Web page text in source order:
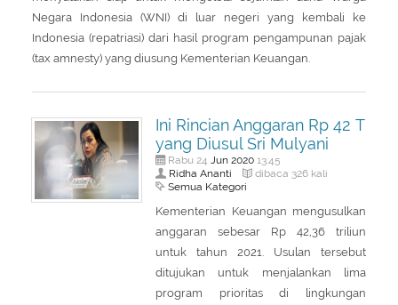
Negara Indonesia (WNI) di luar negeri yang kembali ke
Indonesia (repatriasi) dari hasil program pengampunan pajak
(tax amnesty) yang diusung Kementerian Keuangan.
Ini Rincian Anggaran Rp 42 T
yang Diusul Sri Mulyani
Rabu 24 Jun 202013:45
Ridha Ananti dibaca 326 kali
Semua Kategori
Kementerian Keuangan mengusulkan
anggaran sebesar Rp 42,36 triliun
untuk tahun 2021. Usulan tersebut
ditujukan untuk menjalankan lima
program prioritas di lingkungan